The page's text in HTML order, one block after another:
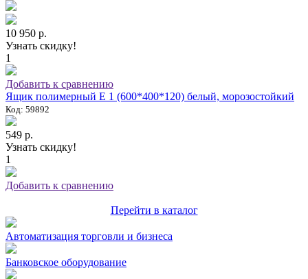
10 950 р.
Узнать скидку!
1
Добавить к сравнению
Ящик полимерный E 1 (600*400*120) белый, морозостойкий
Код: 59892
549 р.
Узнать скидку!
1
Добавить к сравнению
Перейти в каталог
Автоматизация торговли и бизнеса
Банковское оборудование